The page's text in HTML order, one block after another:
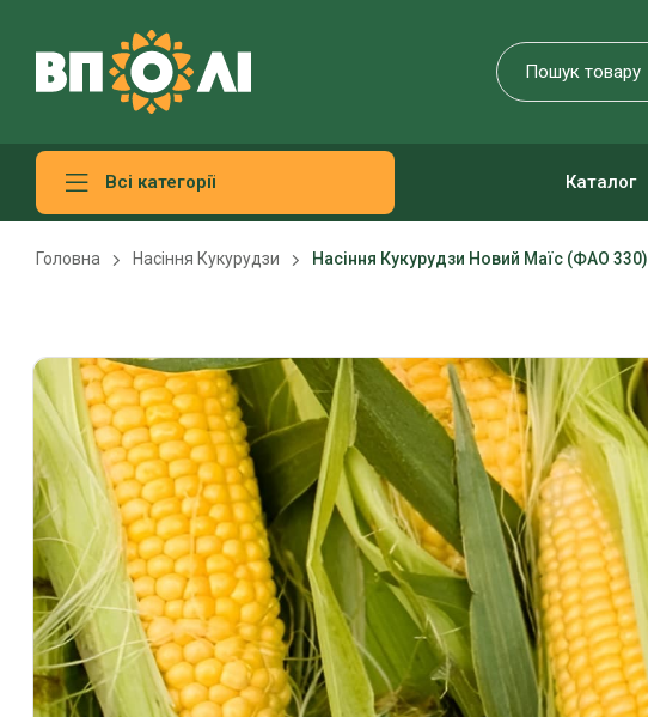
Всі категорії Каталог
Головна Насіння Кукурудзи Насіння Кукурудзи Новий Маїс (ФАО 330)